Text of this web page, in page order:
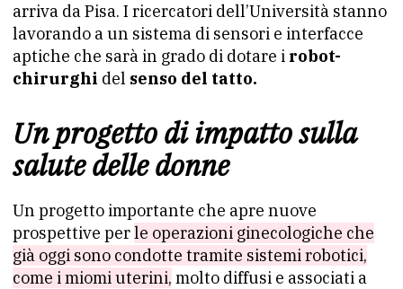
arriva da Pisa. I ricercatori dell’Università stanno
lavorando a un sistema di sensori e interfacce
aptiche che sarà in grado di dotare i robot-
chirurghi del senso del tatto.
Un progetto di impatto sulla
salute delle donne
Un progetto importante che apre nuove
prospettive perle operazioni ginecologiche che
già oggi sono condotte tramite sistemi robotici,
come i miomi uterini, molto diffusi e associati a